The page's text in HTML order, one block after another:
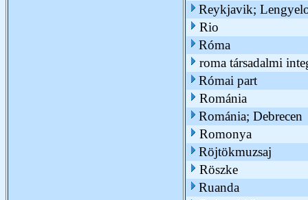
Reykjavik;
Rio
Róma
roma társadalmi
Római part
Románia
Románia; Debrecen
Romonya
Röjtökmuzsaj
Röszke
Ruanda